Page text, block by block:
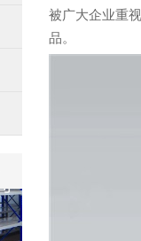
被广大企业重
品。